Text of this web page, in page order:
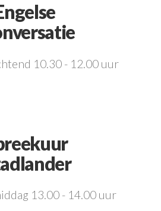
10.30 - 12.00 uur
13.00 - 14.00 uur